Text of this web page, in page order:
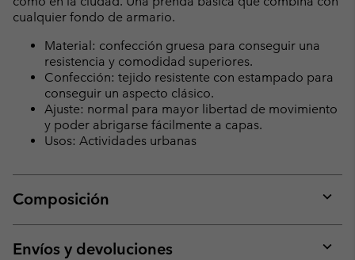
cualquier fondo de armario.
Material: confección gruesa para conseguir una
resistencia y comodidad superiores.
Confección: tejido resistente con estampado para
conseguir un aspecto clásico.
Ajuste: normal para mayor libertad de movimiento
y poder abrigarse fácilmente a capas.
Usos: Actividades urbanas
Composición
or
Envíos y devoluciones